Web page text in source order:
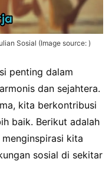
Sosial (Image source: )
penting dalam
dan sejahtera.
kita berkontribusi
baik. Berikut adalah
kita
sosial di sekitar